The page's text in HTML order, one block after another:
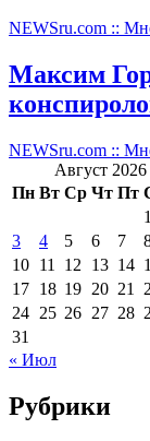
NEWSru.com ::
Максим
NEWSru.com ::
Август 2026
Пн Вт Ср Чт Пт
1
3
4 5 6 7
10 11 12 13 14
17 18 19 20 21
24 25 26 27 28
31
« Июл
Рубрики